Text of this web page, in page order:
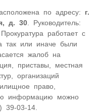
по адресу: г.
д. 30 . Руководитель:
работает с
так или иначе были
жалоб на
приставы, местная
организаций
право,
информацию можно
39-03-14.